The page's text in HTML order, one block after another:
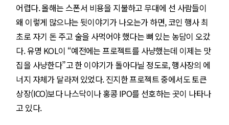
어렵다. 올해는 스폰서 비용을 지불하고 무대에 선 사람들이
왜 이렇게 많으냐는 뒷이야기가 나오는가 하면, 코인 행사 최
초로 자기 돈 주고 술을 사먹어야 했다는 뼈 있는 농담이 오갔
다. 유명 KOL이 “예전에는 프로젝트를 사냥했는데 이제는 맛
집을 사냥한다”고 한 이야기가 돌아다닐 정도로, 행사장의 에
너지 자체가 달라져 있었다. 진지한 프로젝트 중에서도 토큰
상장(ICO)보다 나스닥이나 홍콩 IPO를 선호하는 곳이 나타나
고 있다.